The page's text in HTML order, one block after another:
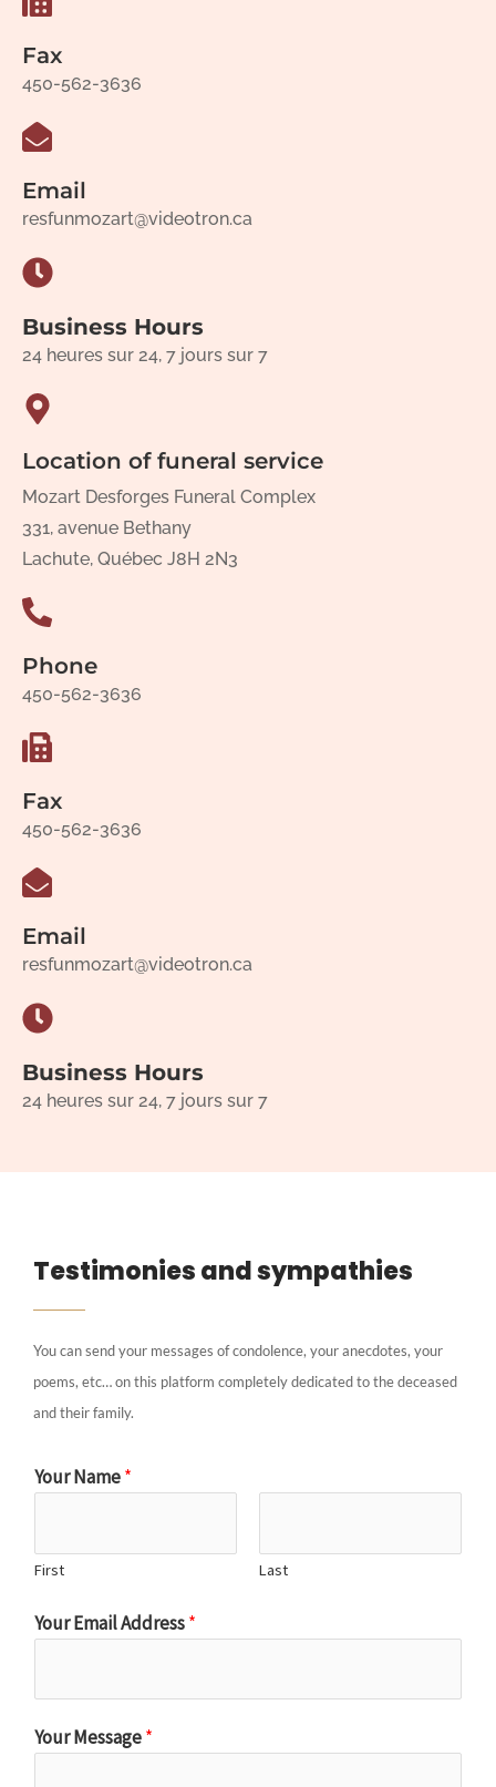
Fax
450-562-3636
Email
resfunmozart@videotron.ca
Business Hours
24 heures sur 24, 7 jours sur 7
Location of funeral service
Mozart Desforges Funeral Complex
331, avenue Bethany
Lachute, Québec J8H 2N3
Phone
450-562-3636
Fax
450-562-3636
Email
resfunmozart@videotron.ca
Business Hours
24 heures sur 24, 7 jours sur 7
Testimonies and sympathies
You can send your messages of condolence, your anecdotes, your
poems, etc… on this platform completely dedicated to the deceased
and their family.
Your Name*
First Last
Your Email Address*
Your Message*